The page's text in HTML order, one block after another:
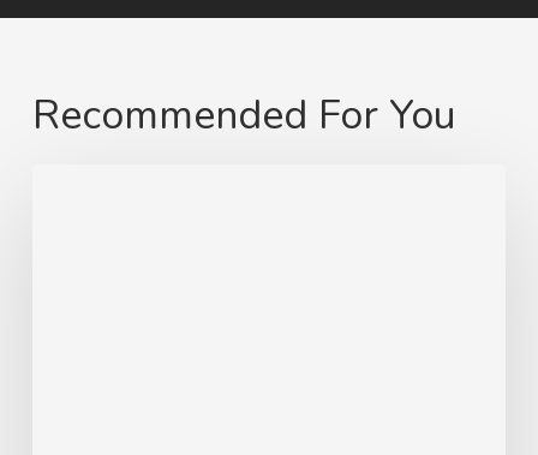
Recommended For You